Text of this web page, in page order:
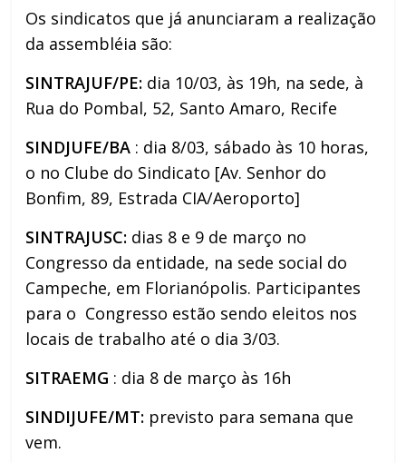
Os sindicatos que já anunciaram a realização
da assembléia são:
SINTRAJUF/PE: dia 10/03, às 19h, na sede, à
Rua do Pombal, 52, Santo Amaro, Recife
SINDJUFE/BA : dia 8/03, sábado às 10 horas,
o no Clube do Sindicato [Av. Senhor do
Bonfim, 89, Estrada CIA/Aeroporto]
SINTRAJUSC: dias 8 e 9 de março no
Congresso da entidade, na sede social do
Campeche, em Florianópolis. Participantes
para o Congresso estão sendo eleitos nos
locais de trabalho até o dia 3/03.
SITRAEMG : dia 8 de março às 16h
SINDIJUFE/MT: previsto para semana que
vem.